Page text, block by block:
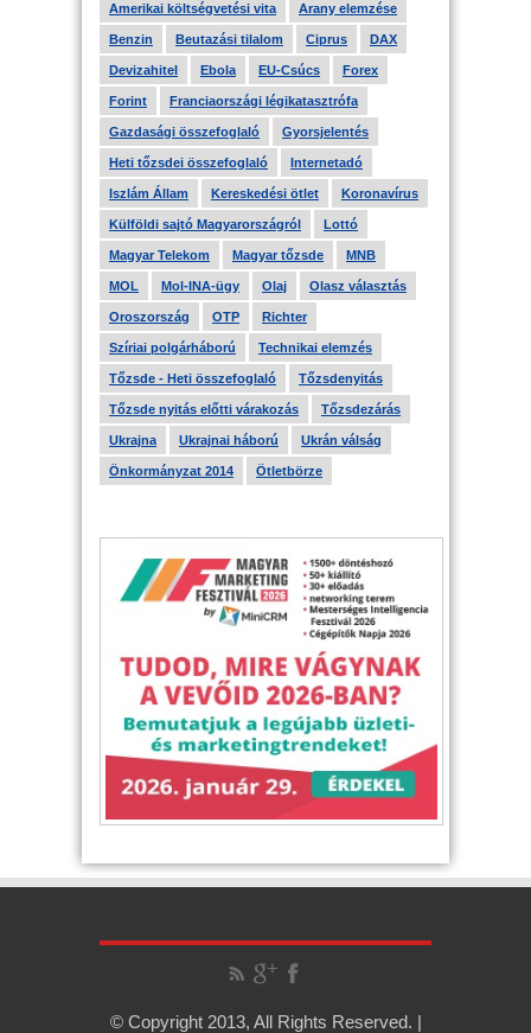
Amerikai költségvetési vita Arany elemzése
Benzin Beutazási tilalom Ciprus DAX
Devizahitel Ebola EU-Csúcs Forex
Forint Franciaországi légikatasztrófa
Gazdasági összefoglaló Gyorsjelentés
Heti tőzsdei összefoglaló Internetadó
Iszlám Állam Kereskedési ötlet Koronavírus
Külföldi sajtó Magyarországról Lottó
Magyar Telekom Magyar tőzsde MNB
MOL Mol-INA-ügy Olaj Olasz választás
Oroszország OTP Richter
Szíriai polgárháború Technikai elemzés
Tőzsde - Heti összefoglaló Tőzsdenyitás
Tőzsde nyitás előtti várakozás Tőzsdezárás
Ukrajna Ukrajnai háború Ukrán válság
Önkormányzat 2014 Ötletbörze
© Copyright 2013, All Rights Reserved. |